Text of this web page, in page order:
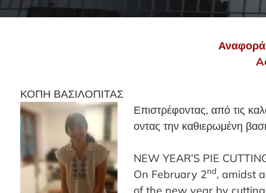
Αναφορά
ΚΟΠΗ ΒΑΣΙΛΟΠΙΤΑΣ
Επιστρέφοντας, από τις
οντας την καθιερωμένη
NEW YEAR’S PIE
On February 2nd, amidst